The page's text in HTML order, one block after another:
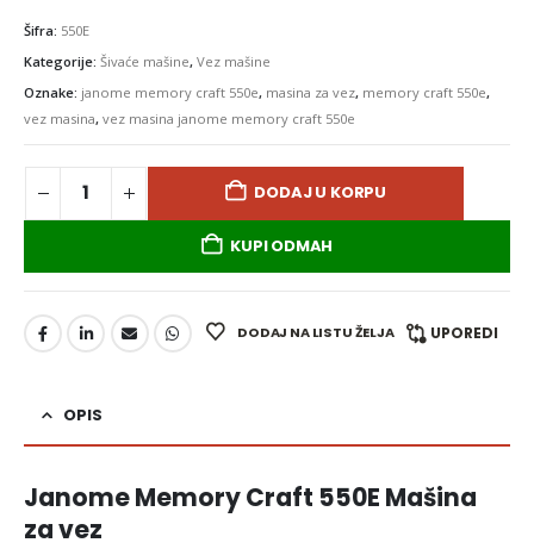
Šifra: 550E
Kategorije: Šivaće mašine, Vez mašine
Oznake: janome memory craft 550e, masina za vez, memory craft 550e,
vez masina, vez masina janome memory craft 550e
DODAJ U KORPU
KUPI ODMAH
DODAJ NA LISTU ŽELJA UPOREDI
OPIS
Janome Memory Craft 550E Mašina
za vez